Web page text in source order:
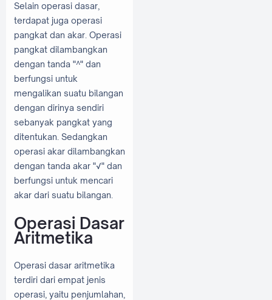
Selain operasi dasar,
terdapat juga operasi
pangkat dan akar. Operasi
pangkat dilambangkan
dengan tanda "^" dan
berfungsi untuk
mengalikan suatu bilangan
dengan dirinya sendiri
sebanyak pangkat yang
ditentukan. Sedangkan
operasi akar dilambangkan
dengan tanda akar "√" dan
berfungsi untuk mencari
akar dari suatu bilangan.
Operasi Dasar
Aritmetika
Operasi dasar aritmetika
terdiri dari empat jenis
operasi, yaitu penjumlahan,